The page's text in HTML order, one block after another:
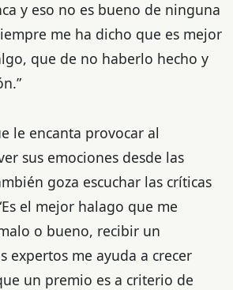
y eso no es bueno de ninguna
me ha dicho que es mejor
que de no haberlo hecho y
le encanta provocar al
sus emociones desde las
goza escuchar las críticas
el mejor halago que me
o bueno, recibir un
expertos me ayuda a crecer
un premio es a criterio de